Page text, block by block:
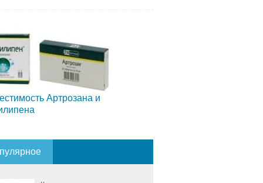
Артрозана и